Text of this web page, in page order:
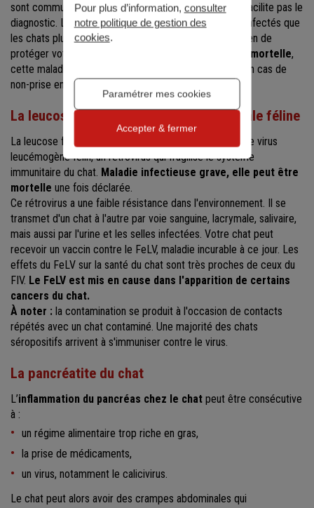
sont communs à d’autres maladies du chat, ce qui ne facilite pas le
diagnostic. Les chatons sont plus susceptibles d’être infectés que
les chats plus âgés. La vaccination est le meilleur moyen de
protéger votre chat contre la chlamydiose.
Rarement mortelle,
cette maladie peut s’accompagner de complications en cas de
non-prise en charge.
La leucose féline (FeLV) ou leucémie virale féline
La leucose féline est consécutive à une infection par le virus
leucémogène félin, un rétrovirus qui fragilise le système
immunitaire du chat. Maladie infectieuse grave, elle peut être
mortelle une fois déclarée.
Ce rétrovirus a une faible résistance dans l'environnement. Il se
transmet d'un chat à l'autre par voie sanguine, lacrymale, salivaire,
mais aussi par l'urine et les selles infectées. Votre chat peut
recevoir un vaccin contre le FeLV, maladie incurable à ce jour. Les
effets du FeLV sur la santé du chat sont très proches de ceux du
FIV. Le FeLV est mis en cause dans l'apparition de certains
cancers du chat.
À noter : la contamination se produit à l'occasion de contacts
répétés avec un chat contaminé. Une majorité des chats
séropositifs arrivent à s'immuniser contre le virus.
La pancréatite du chat
L’inflammation du pancréas chez le chat peut être consécutive
à :
un régime alimentaire trop riche en gras,
la prise de médicaments,
un virus, notamment le calicivirus.
Le chat peut alors avoir des crampes abdominales qui
Pour plus d’information, consulter
notre politique de gestion des
cookies.
Paramétrer mes cookies
Accepter & fermer